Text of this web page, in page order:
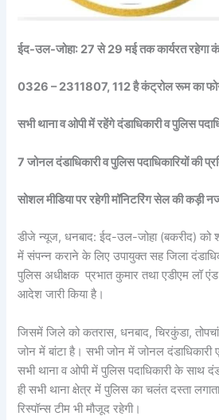
ईद-उल-जोहा: 27 से 29 मई तक कार्यरत रहेगा
0326 – 2311807, 112 है कंट्रोल रूम का
सभी थाना व ओपी में रहेंगे दंडाधिकारी व पुलिस
7 जोनल दंडाधिकारी व पुलिस पदाधिकारियों की
सोशल मीडिया पर रहेगी मॉनिटरिंग सेल की कड़ी
डीजे न्यूज, धनबाद: ईद-उल-जोहा (बकरीद) को
में संपन्न कराने के लिए उपायुक्त सह जिला
पुलिस अधीक्षक प्रभात कुमार तथा एडीएम लॉ
आदेश जारी किया है।
जिसमें जिले को कतरास, धनबाद, चिरकुंडा,
जोन में बांटा है। सभी जोन में जोनल दंडाधिकारी
सभी थाना व ओपी में पुलिस पदाधिकारी के साथ
ही सभी थाना क्षेत्र में पुलिस का चलंत दस्ता
रिस्पॉन्स टीम भी मौजूद रहेगी।